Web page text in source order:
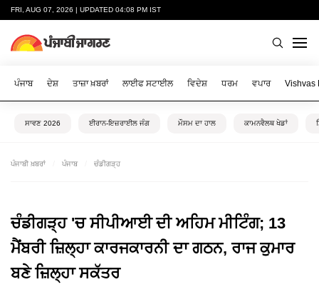
FRI, AUG 07, 2026 | UPDATED 04:08 PM IST
ਪੰਜਾਬ ਦੇਸ਼ ਤਾਜ਼ਾ ਖ਼ਬਰਾਂ ਲਾਈਫ ਸਟਾਈਲ ਵਿਦੇਸ਼ ਧਰਮ ਵਪਾਰ Vishvas
ਸਾਵਣ 2026 ਈਰਾਨ-ਇਜ਼ਰਾਈਲ ਜੰਗ ਮੌਸਮ ਦਾ ਹਾਲ ਕਾਮਨਵੈਲਥ ਖੇਡਾਂ
ਪੰਜਾਬੀ ਖ਼ਬਰਾਂ ਪੰਜਾਬ ਚੰਡੀਗੜ੍ਹ
ਚੰਡੀਗੜ੍ਹ 'ਚ ਸੀਪੀਆਈ ਦੀ ਅਹਿਮ ਮੀਟਿੰਗ; 13
ਮੈਂਬਰੀ ਜ਼ਿਲ੍ਹਾ ਕਾਰਜਕਾਰਨੀ ਦਾ ਗਠਨ, ਰਾਜ ਕੁਮਾਰ
ਬਣੇ ਜ਼ਿਲ੍ਹਾ ਸਕੱਤਰ